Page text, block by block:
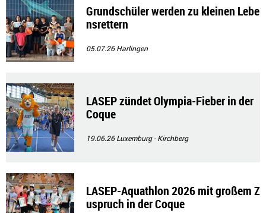
Grundschüler werden zu kleinen Lebe
nsrettern
05.07.26Harlingen
LASEP zündet Olympia-Fieber in der
Coque
19.06.26Luxemburg - Kirchberg
LASEP-Aquathlon 2026 mit großem Z
uspruch in der Coque